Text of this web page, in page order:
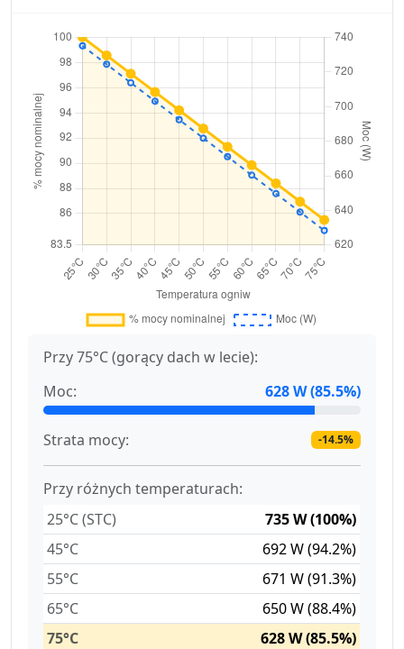
Przy 75°C (gorący dach w lecie):
Moc:
628 W (85.5%)
Strata mocy: -14.5%
Przy różnych temperaturach:
25°C (STC)
735 W (100%)
45°C
692 W (94.2%)
55°C
671 W (91.3%)
65°C
650 W (88.4%)
75°C
628 W (85.5%)